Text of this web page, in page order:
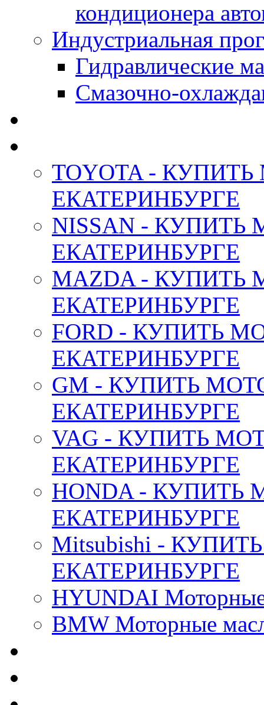
кондиционера
Индустриальная
Гидравлические
Смазочно-
TOYOTA -
ЕКАТЕРИНБУРГЕ
NISSAN -
ЕКАТЕРИНБУРГЕ
MAZDA -
ЕКАТЕРИНБУРГЕ
FORD - КУПИТЬ
ЕКАТЕРИНБУРГЕ
GM - КУПИТЬ
ЕКАТЕРИНБУРГЕ
VAG - КУПИТЬ
ЕКАТЕРИНБУРГЕ
HONDA -
ЕКАТЕРИНБУРГЕ
Mitsubishi -
ЕКАТЕРИНБУРГЕ
HYUNDAI
BMW Моторные